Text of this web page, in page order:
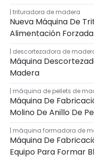
trituradora de madera
Nueva Máquina De
Alimentación Forzada
descortezadora de
Máquina
Madera
máquina de pellets de
Máquina De
Molino De Anillo De
máquina formadora de
Máquina De
Equipo Para Formar